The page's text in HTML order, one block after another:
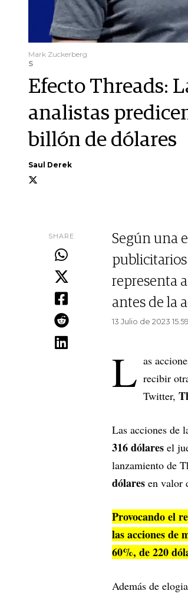
Mark Zuckerberg
S
Efecto Threads:
analistas
billón de dólares
Saul Derek
SHARE
Según una
representa
antes de la
13 Julio de 2023 15.59
L as
recibir
Twitter,
Las acciones de
316 dólares el
lanzamiento de
dólares en valor
Provocando el
las acciones de
60%, de 220
Además de